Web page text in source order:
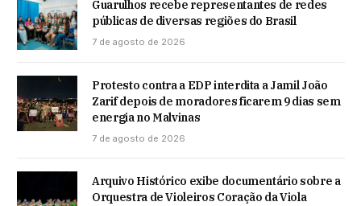
Guarulhos recebe representantes de redes
públicas de diversas regiões do Brasil
7 de agosto de 2026
Protesto contra a EDP interdita a Jamil João
Zarif depois de moradores ficarem 9 dias sem
energia no Malvinas
7 de agosto de 2026
Arquivo Histórico exibe documentário sobre a
Orquestra de Violeiros Coração da Viola